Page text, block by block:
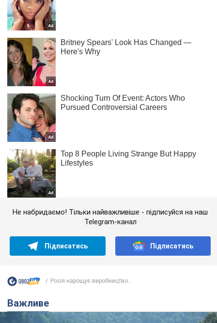
Не набридаємо! Тільки найважливіше - підписуйся на наш
Telegram-канал
Підписатись Підписатись
Росія нарощує виробництво...
Важливе